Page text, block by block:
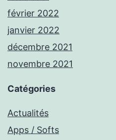
février 2022
janvier 2022
décembre 2021
novembre 2021
Catégories
Actualités
Apps / Softs